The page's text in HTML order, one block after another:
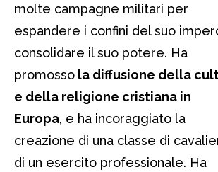
molte campagne militari per
espandere i confini del suo
consolidare il suo potere. Ha
promosso la diffusione della
e della religione cristiana in
Europa, e ha incoraggiato la
creazione di una classe di
di un esercito professionale. Ha